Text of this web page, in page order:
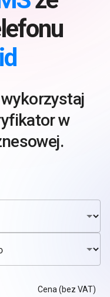
w
Cena (bez VAT)